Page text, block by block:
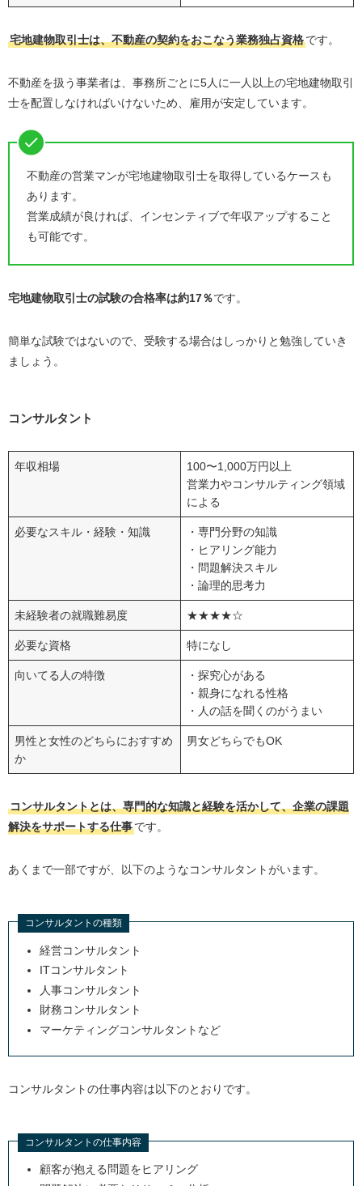
宅地建物取引士は、不動産の契約をおこなう業務独占資格です。
不動産を扱う事業者は、事務所ごとに5人に一人以上の宅地建物取引
士を配置しなければいけないため、雇用が安定しています。
不動産の営業マンが宅地建物取引士を取得しているケースも
あります。
営業成績が良ければ、インセンティブで年収アップすること
も可能です。
宅地建物取引士の試験の合格率は約17％です。
簡単な試験ではないので、受験する場合はしっかりと勉強していき
ましょう。
コンサルタント
年収相場
100〜1,000万円以上
営業力やコンサルティング領域
による
必要なスキル・経験・知識
・専門分野の知識
・ヒアリング能力
・問題解決スキル
・論理的思考力
未経験者の就職難易度 ★★★★☆
必要な資格 特になし
向いてる人の特徴
・探究心がある
・親身になれる性格
・人の話を聞くのがうまい
男性と女性のどちらにおすすめ
か
男女どちらでもOK
コンサルタントとは、専門的な知識と経験を活かして、企業の課題
解決をサポートする仕事です。
あくまで一部ですが、以下のようなコンサルタントがいます。
コンサルタントの種類
経営コンサルタント
ITコンサルタント
人事コンサルタント
財務コンサルタント
マーケティングコンサルタントなど
コンサルタントの仕事内容は以下のとおりです。
コンサルタントの仕事内容
顧客が抱える問題をヒアリング